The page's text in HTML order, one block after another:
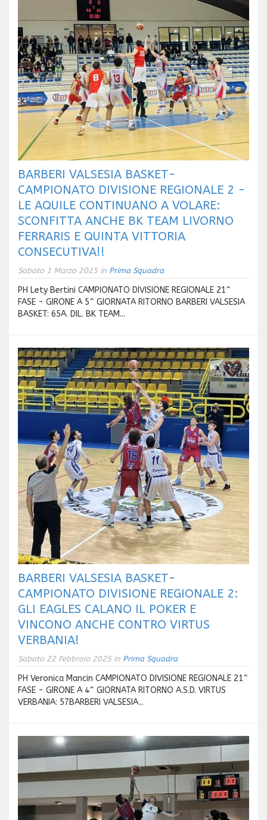
BARBERI VALSESIA BASKET-
CAMPIONATO DIVISIONE REGIONALE 2 -
LE AQUILE CONTINUANO A VOLARE:
SCONFITTA ANCHE BK TEAM LIVORNO
FERRARIS E QUINTA VITTORIA
CONSECUTIVA!!
Sabato 1 Marzo 2025 in Prima Squadra
PH Lety Bertini CAMPIONATO DIVISIONE REGIONALE 21^
FASE - GIRONE A 5^ GIORNATA RITORNO BARBERI VALSESIA
BASKET: 65A. DIL. BK TEAM...
BARBERI VALSESIA BASKET-
CAMPIONATO DIVISIONE REGIONALE 2:
GLI EAGLES CALANO IL POKER E
VINCONO ANCHE CONTRO VIRTUS
VERBANIA!
Sabato 22 Febbraio 2025 in Prima Squadra
PH Veronica Mancin CAMPIONATO DIVISIONE REGIONALE 21^
FASE - GIRONE A 4^ GIORNATA RITORNO A.S.D. VIRTUS
VERBANIA: 57BARBERI VALSESIA...